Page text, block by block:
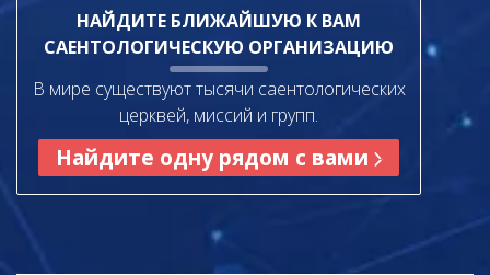
НАЙДИТЕ БЛИЖАЙШУЮ К ВАМ
САЕНТОЛОГИЧЕСКУЮ ОРГАНИЗАЦИЮ
В мире существуют тысячи саентологических
церквей, миссий и групп.
Найдите одну рядом с вами